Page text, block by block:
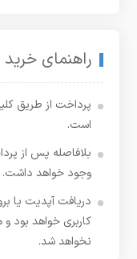
راهنمای
پرداخت از طریق
است.
بلافاصله پس از
وجود خواهد داشت.
دریافت آپدیت یا
کاربری خواهد بود و
نخواهد شد.